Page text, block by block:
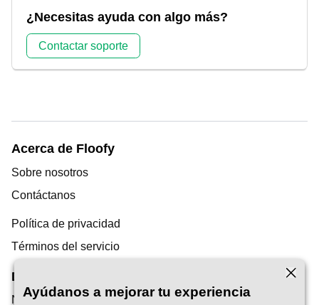
¿Necesitas ayuda con algo más?
Contactar soporte
Acerca de Floofy
Sobre nosotros
Contáctanos
Política de privacidad
Términos del servicio
Descubrimiento
Nuestro Blog
Ayúdanos a mejorar tu experiencia